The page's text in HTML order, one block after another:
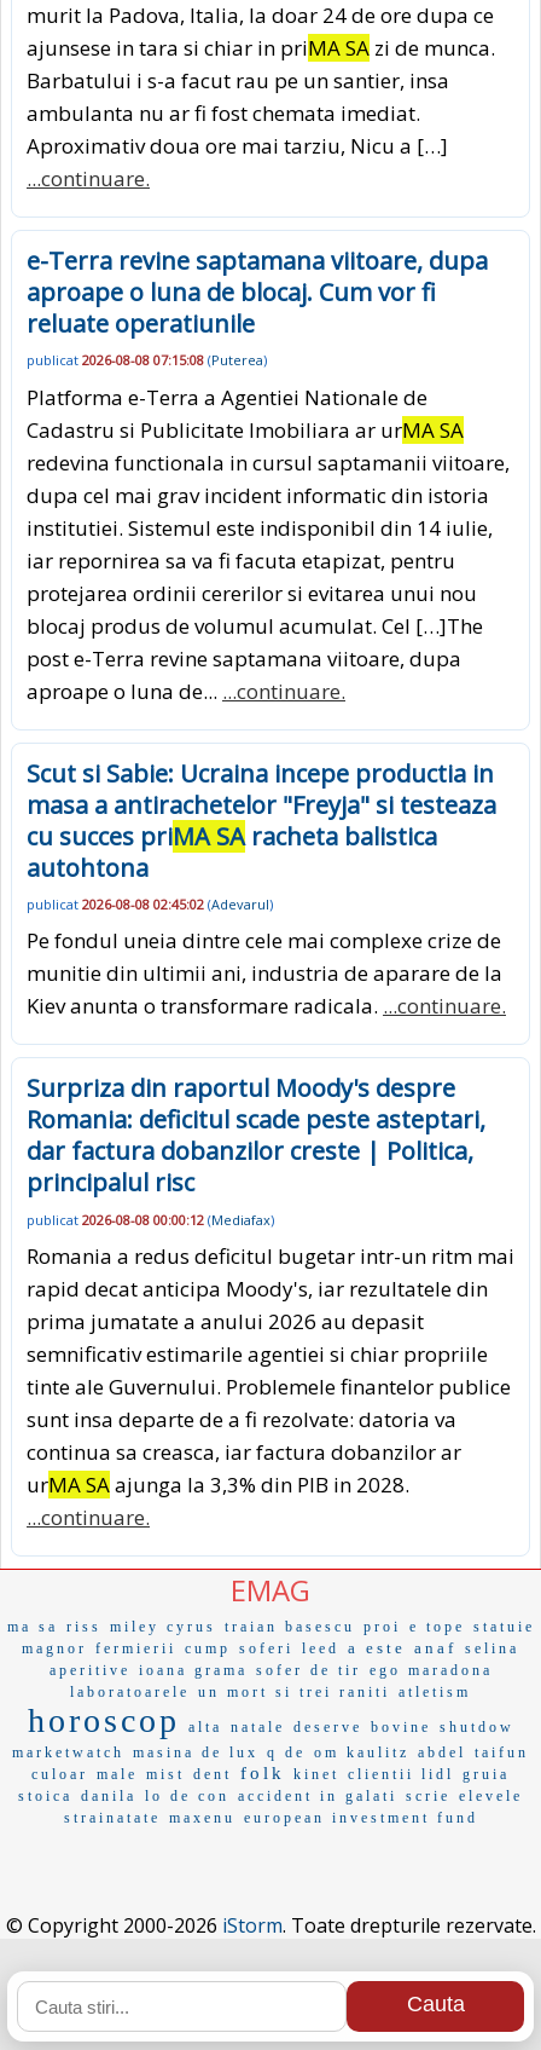
murit la Padova, Italia, la doar 24 de ore dupa ce
ajunsese in tara si chiar in priMA SA zi de munca.
Barbatului i s-a facut rau pe un santier, insa
ambulanta nu ar fi fost chemata imediat.
Aproximativ doua ore mai tarziu, Nicu a […]
...continuare.
e-Terra revine saptamana viitoare, dupa
aproape o luna de blocaj. Cum vor fi
reluate operatiunile
publicat 2026-08-08 07:15:08 (Puterea)
Platforma e-Terra a Agentiei Nationale de
Cadastru si Publicitate Imobiliara ar urMA SA
redevina functionala in cursul saptamanii viitoare,
dupa cel mai grav incident informatic din istoria
institutiei. Sistemul este indisponibil din 14 iulie,
iar repornirea sa va fi facuta etapizat, pentru
protejarea ordinii cererilor si evitarea unui nou
blocaj produs de volumul acumulat. Cel […]The
post e-Terra revine saptamana viitoare, dupa
aproape o luna de... ...continuare.
Scut si Sabie: Ucraina incepe productia in
masa a antirachetelor "Freyja" si testeaza
cu succes priMA SAracheta balistica
autohtona
publicat 2026-08-08 02:45:02 (Adevarul)
Pe fondul uneia dintre cele mai complexe crize de
munitie din ultimii ani, industria de aparare de la
Kiev anunta o transformare radicala. ...continuare.
Surpriza din raportul Moody's despre
Romania: deficitul scade peste asteptari,
dar factura dobanzilor creste | Politica,
principalul risc
publicat 2026-08-08 00:00:12 (Mediafax)
Romania a redus deficitul bugetar intr-un ritm mai
rapid decat anticipa Moody's, iar rezultatele din
prima jumatate a anului 2026 au depasit
semnificativ estimarile agentiei si chiar propriile
tinte ale Guvernului. Problemele finantelor publice
sunt insa departe de a fi rezolvate: datoria va
continua sa creasca, iar factura dobanzilor ar
urMA SAajunga la 3,3% din PIB in 2028.
...continuare.
EMAG
ma sa riss miley cyrus traian basescu proi e tope
statuie
magnor
fermierii cump soferi leed a este anaf
selina
aperitive
ioana grama sofer de tir
ego maradona
laboratoarele
un mort si trei raniti atletism
horoscop alta natale deserve bovine
shutdow
marketwatch
masina de lux q de om kaulitz abdel
taifun
culoar
male mist dent folk kinet clientii lidl
gruia
stoica
danila lo de con accident in galati scrie
elevele
strainatate
maxenu european investment fund
© Copyright 2000-2026 iStorm. Toate drepturile rezervate.